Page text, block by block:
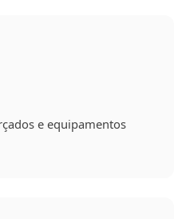
e equipamentos